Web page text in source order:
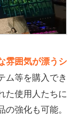
雰囲気が漂うシ
ム等を購入でき
た使用人たちに
強化も可能。